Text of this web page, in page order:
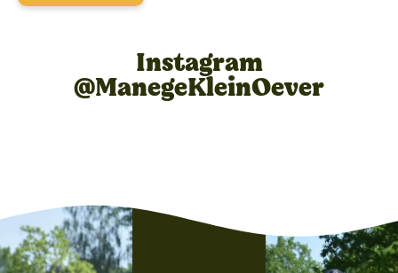
Instagram
@ManegeKleinOever